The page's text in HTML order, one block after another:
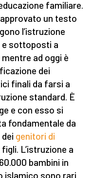
familiare.
un testo
l’istruzione
e sottoposti a
ad oggi è
dei
finali da farsi a
standard. È
e con esso si
fondamentale da
genitori di
L’istruzione a
bambini in
islamico sono rari